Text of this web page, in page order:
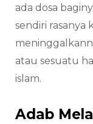
ada dosa
sendiri rasanya
atau sesuatu
islam.
Adab